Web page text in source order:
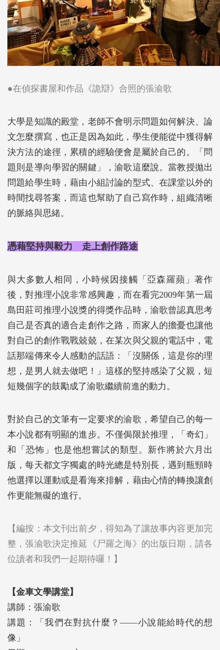
●在偵探書屋和作品《詭辯》合照的張渝歌
大學是知識的殿堂，老師不會明示問題如何解決、論
文怎麼撰寫，也正是因為如此，學生便能從中獲得解
決方法的途徑，累積的經驗便會是屬於自己的。「問
題則是導向學習的關鍵」，渝歌這麼說。當教授拋出
問題給學生時，藉由小組討論的型式、在課堂以外的
時間找尋答案，而這也幫助了自己寫作時，組織清晰
的脈絡與思緒。
憑藉堅持與毅力 走上創作路途
與大多數人相同，小時候因接觸「亞森羅蘋」著作
後，對推理小說非常感興趣，而在看完2009年第一屆
島田莊司推理小說獎的得獎作品時，渝歌曾認真思考
自己是否真的適合走創作之路，而家人的擔憂也讓他
對自己的創作戰戰兢兢，在某次與父親的電話中，電
話那端傳來令人感動的話語：「沒關係，這是你的理
想，是男人就去做吧！」這樣的堅持感染了父親，短
短幾個字的鼓勵成了渝歌繼續前進的動力。
對於自己的文筆有一定要求的渝歌，希望自己的每一
本小說都有明顯的進步。不僅侷限於推理，「奇幻」
和「恐怖」也是他想嘗試的類型。新作將於六月出
版，每天都文字獨處的時光總是特別長，遇到瓶頸時
他選擇以運動或是看海來排解，藉由心情的轉換讓創
作更能無礙的進行。
【編按：本文刊出前夕，得知為了讓故事內容更加完
整，張渝歌決定推延《尸羅之海》的出版日期，請各
位讀者和我們一起期待囉！】
【金車文學講堂】
講師：張渝歌
講題：「我們在對抗什麼？——小說能給時代的想
像」